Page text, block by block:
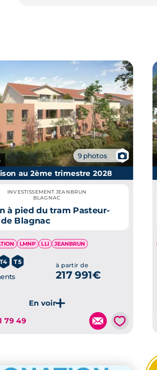
9 photos 📷
Je découvre ce programme
au 2ème trimestre 2028
INVESTISSEMENT JEANBRUN
BLAGNAC
à pied du tram Pasteur-
Blagnac
LMNP LLI JEANBRUN
T4 T5 à partir de
217 991€
79 49 💗